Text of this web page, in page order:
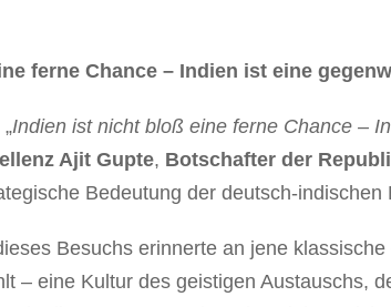
ferne Chance – Indien ist eine
Indien ist nicht bloß eine ferne Chance –
Ajit Gupte, Botschafter der
Bedeutung der deutsch-
Besuchs erinnerte an jene
– eine Kultur des geistigen Austauschs,